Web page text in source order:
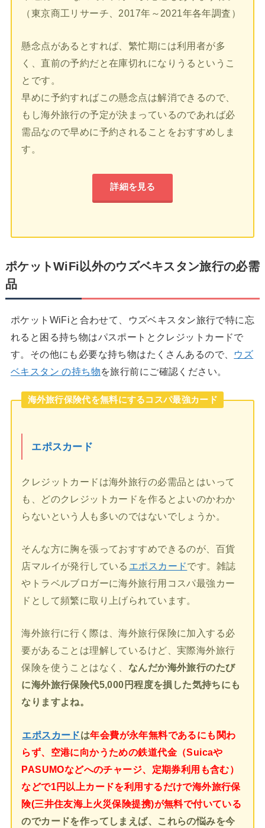
（東京商工リサーチ、2017年～2021年各年調査）
懸念点があるとすれば、繁忙期には利用者が多
く、直前の予約だと在庫切れになりうるというこ
とです。
早めに予約すればこの懸念点は解消できるので、
もし海外旅行の予定が決まっているのであれば必
需品なので早めに予約されることをおすすめしま
す。
詳細を見る
ポケットWiFi以外のウズベキスタン旅行の必需
品
ポケットWiFiと合わせて、ウズベキスタン旅行で特に忘
れると困る持ち物はパスポートとクレジットカードで
す。その他にも必要な持ち物はたくさんあるので、 ウズ
ベキスタン の持ち物を旅行前にご確認ください。
海外旅行保険代を無料にするコスパ最強カード
エポスカード
クレジットカードは海外旅行の必需品とはいって
も、どのクレジットカードを作るとよいのかわか
らないという人も多いのではないでしょうか。
そんな方に胸を張っておすすめできるのが、百貨
店マルイが発行している エポスカードです。雑誌
やトラベルブロガーに海外旅行用コスパ最強カー
ドとして頻繁に取り上げられています。
海外旅行に行く際は、海外旅行保険に加入する必
要があることは理解しているけど、実際海外旅行
保険を使うことはなく、 なんだか海外旅行のたび
に海外旅行保険代5,000円程度を損した気持ちにも
なりますよね。
エポスカードは年会費が永年無料であるにも関わ
らず、空港に向かうための鉄道代金（Suicaや
PASUMOなどへのチャージ、定期券利用も含む）
などで1円以上カードを利用するだけで海外旅行保
険(三井住友海上火災保険提携)が無料で付いている
のでカードを作ってしまえば、これらの悩みを今